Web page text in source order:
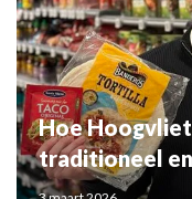
Hoe
traditioneel